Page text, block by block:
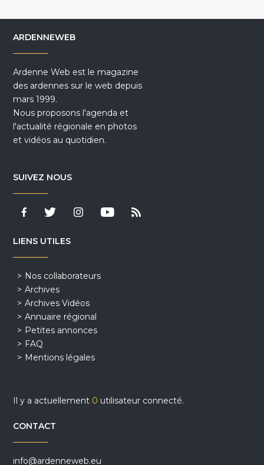
ARDENNEWEB
Ardenne Web est le magazine
des ardennes sur le web depuis
mars 1999.
Nous proposons l'agenda et
l'actualité régionale en photos
et vidéos au quotidien.
SUIVEZ NOUS
LIENS UTILES
Nos collaborateurs
Archives
Archives Vidéos
Annuaire régional
Petites annonces
FAQ
Mentions légales
Il y a actuellement 0 utilisateur connecté.
CONTACT
info@ardenneweb.eu